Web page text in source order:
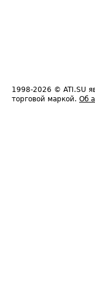
1998-2026 © ATI.SU
торговой маркой. Об